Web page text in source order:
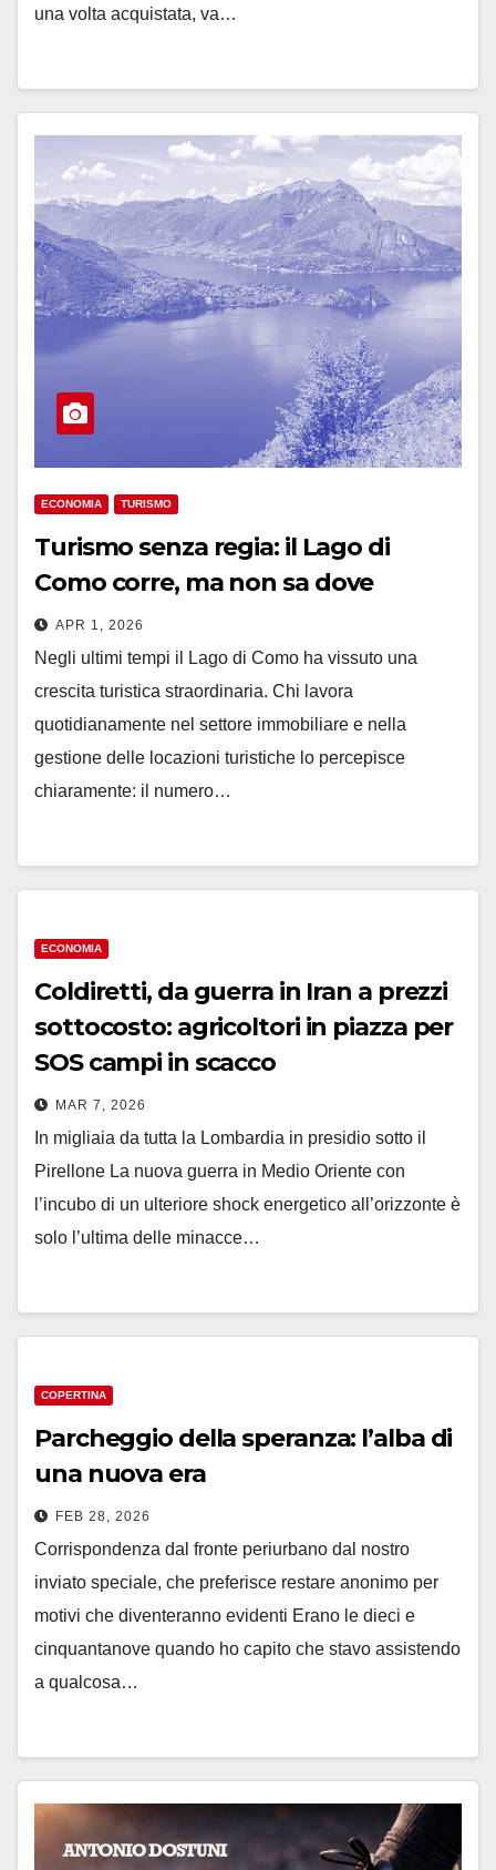
una volta acquistata, va…
ECONOMIA TURISMO
Turismo senza regia: il Lago di
Como corre, ma non sa dove
APR 1, 2026
Negli ultimi tempi il Lago di Como ha vissuto una
crescita turistica straordinaria. Chi lavora
quotidianamente nel settore immobiliare e nella
gestione delle locazioni turistiche lo percepisce
chiaramente: il numero…
ECONOMIA
Coldiretti, da guerra in Iran a prezzi
sottocosto: agricoltori in piazza per
SOS campi in scacco
MAR 7, 2026
In migliaia da tutta la Lombardia in presidio sotto il
Pirellone La nuova guerra in Medio Oriente con
l’incubo di un ulteriore shock energetico all’orizzonte è
solo l’ultima delle minacce…
COPERTINA
Parcheggio della speranza: l’alba di
una nuova era
FEB 28, 2026
Corrispondenza dal fronte periurbano dal nostro
inviato speciale, che preferisce restare anonimo per
motivi che diventeranno evidenti Erano le dieci e
cinquantanove quando ho capito che stavo assistendo
a qualcosa…